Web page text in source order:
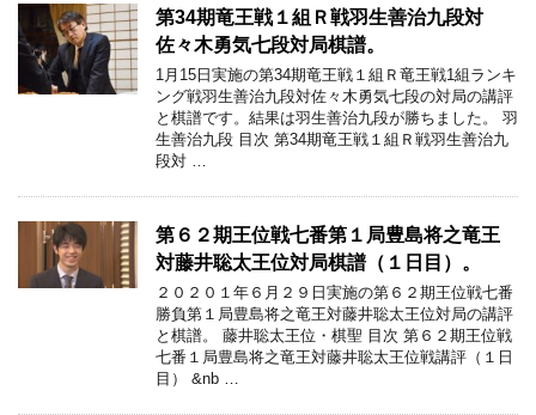
第34期竜王戦１組Ｒ戦羽生善治九段対
佐々木勇気七段対局棋譜。
1月15日実施の第34期竜王戦１組Ｒ竜王戦1組ランキ
ング戦羽生善治九段対佐々木勇気七段の対局の講評
と棋譜です。結果は羽生善治九段が勝ちました。 羽
生善治九段 目次 第34期竜王戦１組Ｒ戦羽生善治九
段対 …
第６２期王位戦七番第１局豊島将之竜王
対藤井聡太王位対局棋譜（１日目）。
２０２０１年６月２９日実施の第６２期王位戦七番
勝負第１局豊島将之竜王対藤井聡太王位対局の講評
と棋譜。 藤井聡太王位・棋聖 目次 第６２期王位戦
七番１局豊島将之竜王対藤井聡太王位戦講評（１日
目） &nb …